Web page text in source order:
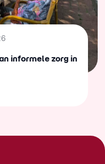
informele zorg in